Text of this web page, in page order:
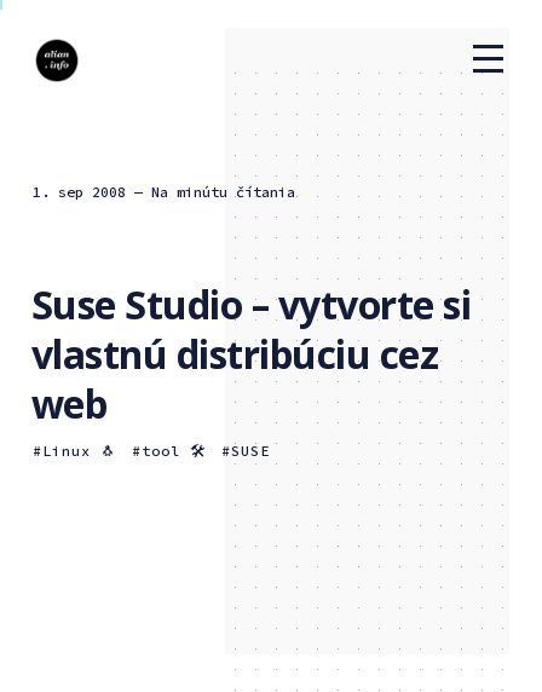
1. sep 2008 — Na minútu čítania
Suse Studio – vytvorte si
vlastnú distribúciu cez
web
Linux 🐧 tool 🛠 SUSE